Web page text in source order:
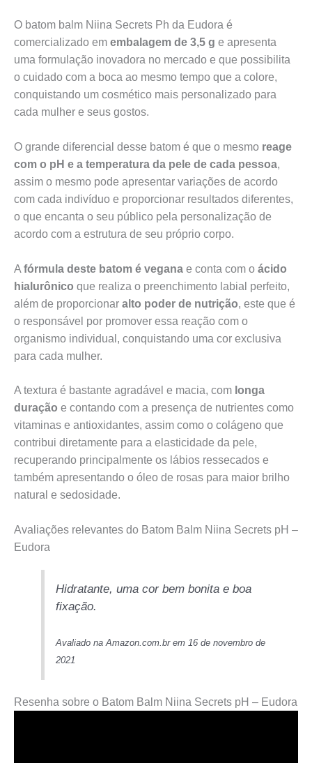
O batom balm Niina Secrets Ph da Eudora é
comercializado em embalagem de 3,5 g e apresenta
uma formulação inovadora no mercado e que possibilita
o cuidado com a boca ao mesmo tempo que a colore,
conquistando um cosmético mais personalizado para
cada mulher e seus gostos.
O grande diferencial desse batom é que o mesmo reage
com o pH e a temperatura da pele de cada pessoa,
assim o mesmo pode apresentar variações de acordo
com cada indivíduo e proporcionar resultados diferentes,
o que encanta o seu público pela personalização de
acordo com a estrutura de seu próprio corpo.
A fórmula deste batom é vegana e conta com o ácido
hialurônico que realiza o preenchimento labial perfeito,
além de proporcionar alto poder de nutrição, este que é
o responsável por promover essa reação com o
organismo individual, conquistando uma cor exclusiva
para cada mulher.
A textura é bastante agradável e macia, com longa
duração e contando com a presença de nutrientes como
vitaminas e antioxidantes, assim como o colágeno que
contribui diretamente para a elasticidade da pele,
recuperando principalmente os lábios ressecados e
também apresentando o óleo de rosas para maior brilho
natural e sedosidade.
Avaliações relevantes do Batom Balm Niina Secrets pH –
Eudora
Hidratante, uma cor bem bonita e boa
fixação.
Avaliado na Amazon.com.br em 16 de novembro de
2021
Resenha sobre o Batom Balm Niina Secrets pH – Eudora